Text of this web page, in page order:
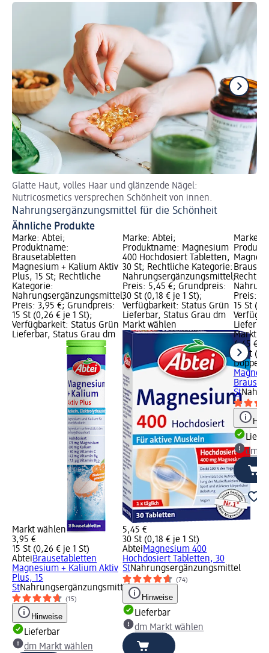
Glatte Haut, volles Haar und glänzende Nägel:
Nutricosmetics versprechen Schönheit von innen.
Nahrungsergänzungsmittel für die Schönheit
Ähnliche Produkte
Marke: Abtei;
Produktname:
Brausetabletten
Magnesium + Kalium Aktiv
Plus, 15 St; Rechtliche
Kategorie:
Nahrungsergänzungsmittel;
Preis: 3,95 €; Grundpreis:
15 St (0,26 € je 1 St);
Verfügbarkeit: Status Grün
Lieferbar, Status Grau dm
Markt wählen
3,95 €
15 St (0,26 € je 1 St)
AbteiBrausetabletten
Magnesium + Kalium Aktiv
Plus, 15
StNahrungsergänzungsmittel
(15)
Hinweise
Lieferbar
dm Markt wählen
Marke: Abtei;
Produktname: Magnesium
400 Hochdosiert Tabletten,
30 St; Rechtliche Kategorie:
Nahrungsergänzungsmittel;
Preis: 5,45 €; Grundpreis:
30 St (0,18 € je 1 St);
Verfügbarkeit: Status Grün
Lieferbar, Status Grau dm
Markt wählen
5,45 €
30 St (0,18 € je 1 St)
AbteiMagnesium 400
Hochdosiert Tabletten, 30
StNahrungsergänzungsmittel
(74)
Hinweise
Lieferbar
dm Markt wählen
Marke:
Preis:
15 St
Markt
4,45 €
15 St
St
dm